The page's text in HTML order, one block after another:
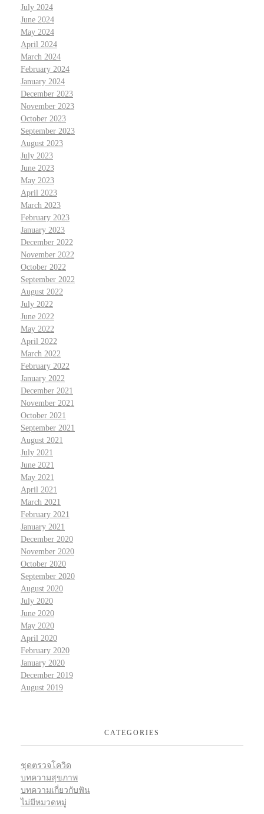
July 2024
June 2024
May 2024
April 2024
March 2024
February 2024
January 2024
December 2023
November 2023
October 2023
September 2023
August 2023
July 2023
June 2023
May 2023
April 2023
March 2023
February 2023
January 2023
December 2022
November 2022
October 2022
September 2022
August 2022
July 2022
June 2022
May 2022
April 2022
March 2022
February 2022
January 2022
December 2021
November 2021
October 2021
September 2021
August 2021
July 2021
June 2021
May 2021
April 2021
March 2021
February 2021
January 2021
December 2020
November 2020
October 2020
September 2020
August 2020
July 2020
June 2020
May 2020
April 2020
February 2020
January 2020
December 2019
August 2019
CATEGORIES
ชุดตรวจโควิด
บทความสุขภาพ
บทความเกี่ยวกับฟัน
ไม่มีหมวดหมู่